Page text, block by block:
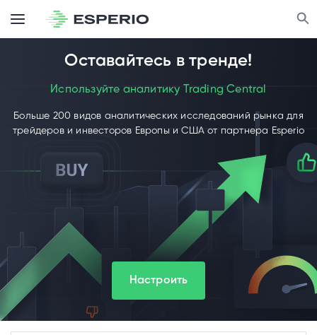
Оставайтесь в тренде!
Используйте аналитику Trading Central
Больше 200 видов аналитических исследований рынка для
трейдеров и инвесторов Европы и США от партнера Esperio
Настроить